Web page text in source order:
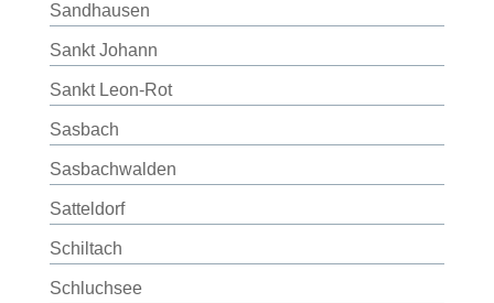
Sandhausen
Sankt Johann
Sankt Leon-Rot
Sasbach
Sasbachwalden
Satteldorf
Schiltach
Schluchsee